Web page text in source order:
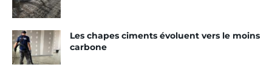
Les chapes ciments évoluent vers le moins
carbone